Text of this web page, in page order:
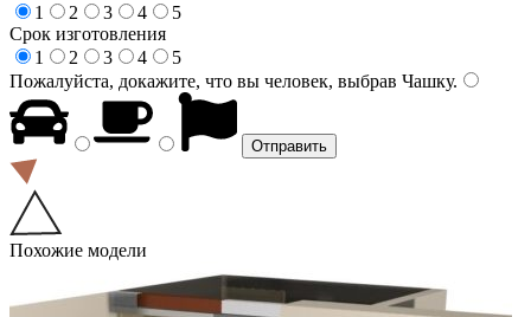
1
2 3 4
5
Срок изготовления
1
2 3 4
5
Пожалуйста, докажите, что вы человек, выбрав Чашку.
Похожие модели